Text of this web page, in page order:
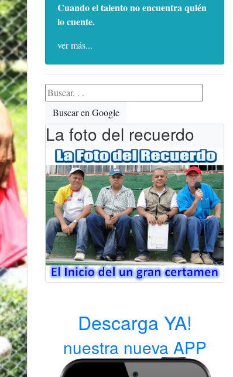
Cuando el talento no encuentra quién
lo cuente.
ver más...
Buscar en Google
La foto del recuerdo
Descarga YA!
nuestra nueva APP